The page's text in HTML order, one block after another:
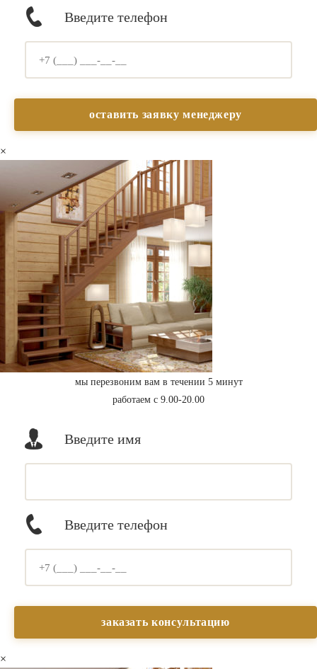
Введите телефон
×
мы перезвоним вам в течении 5 минут
работаем с 9.00-20.00
Введите имя
Введите телефон
×